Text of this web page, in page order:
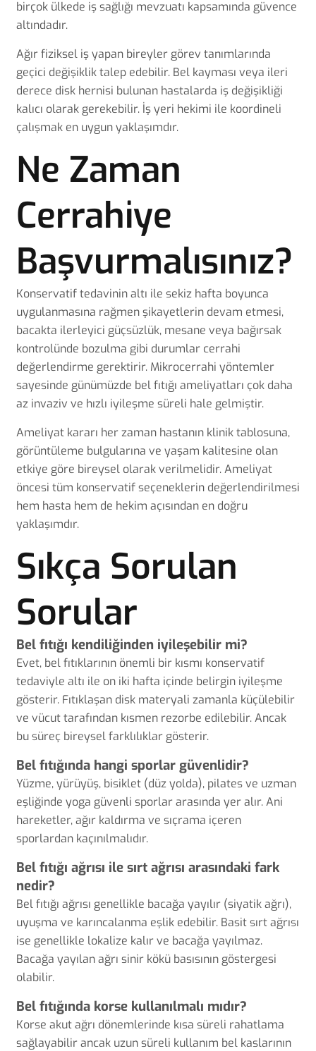
birçok ülkede iş sağlığı mevzuatı kapsamında güvence
altındadır.
Ağır fiziksel iş yapan bireyler görev tanımlarında
geçici değişiklik talep edebilir. Bel kayması veya ileri
derece disk hernisi bulunan hastalarda iş değişikliği
kalıcı olarak gerekebilir. İş yeri hekimi ile koordineli
çalışmak en uygun yaklaşımdır.
Ne Zaman
Cerrahiye
Başvurmalısınız?
Konservatif tedavinin altı ile sekiz hafta boyunca
uygulanmasına rağmen şikayetlerin devam etmesi,
bacakta ilerleyici güçsüzlük, mesane veya bağırsak
kontrolünde bozulma gibi durumlar cerrahi
değerlendirme gerektirir. Mikrocerrahi yöntemler
sayesinde günümüzde bel fıtığı ameliyatları çok daha
az invaziv ve hızlı iyileşme süreli hale gelmiştir.
Ameliyat kararı her zaman hastanın klinik tablosuna,
görüntüleme bulgularına ve yaşam kalitesine olan
etkiye göre bireysel olarak verilmelidir. Ameliyat
öncesi tüm konservatif seçeneklerin değerlendirilmesi
hem hasta hem de hekim açısından en doğru
yaklaşımdır.
Sıkça Sorulan
Sorular
Bel fıtığı kendiliğinden iyileşebilir mi?
Evet, bel fıtıklarının önemli bir kısmı konservatif
tedaviyle altı ile on iki hafta içinde belirgin iyileşme
gösterir. Fıtıklaşan disk materyali zamanla küçülebilir
ve vücut tarafından kısmen rezorbe edilebilir. Ancak
bu süreç bireysel farklılıklar gösterir.
Bel fıtığında hangi sporlar güvenlidir?
Yüzme, yürüyüş, bisiklet (düz yolda), pilates ve uzman
eşliğinde yoga güvenli sporlar arasında yer alır. Ani
hareketler, ağır kaldırma ve sıçrama içeren
sporlardan kaçınılmalıdır.
Bel fıtığı ağrısı ile sırt ağrısı arasındaki fark
nedir?
Bel fıtığı ağrısı genellikle bacağa yayılır (siyatik ağrı),
uyuşma ve karıncalanma eşlik edebilir. Basit sırt ağrısı
ise genellikle lokalize kalır ve bacağa yayılmaz.
Bacağa yayılan ağrı sinir kökü basısının göstergesi
olabilir.
Bel fıtığında korse kullanılmalı mıdır?
Korse akut ağrı dönemlerinde kısa süreli rahatlama
sağlayabilir ancak uzun süreli kullanım bel kaslarının